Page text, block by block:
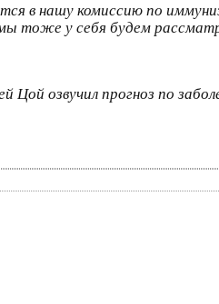
в нашу комиссию по
мы тоже у себя будем
Цой озвучил прогноз по